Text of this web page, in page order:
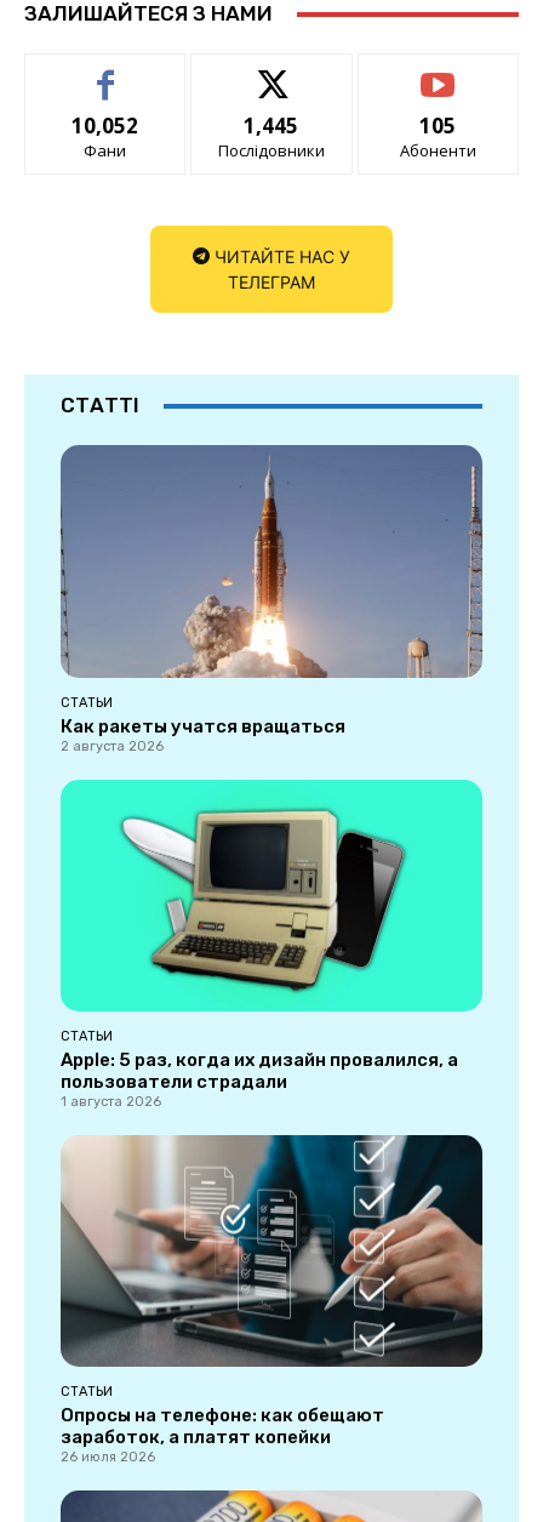
ЗАЛИШАЙТЕСЯ З НАМИ
10,052
Фани
1,445
Послідовники
105
Абоненти
ЧИТАЙТЕ НАС У
ТЕЛЕГРАМ
СТАТТІ
СТАТЬИ
Как ракеты учатся вращаться
2 августа 2026
СТАТЬИ
Apple: 5 раз, когда их дизайн провалился, а
пользователи страдали
1 августа 2026
СТАТЬИ
Опросы на телефоне: как обещают
заработок, а платят копейки
26 июля 2026